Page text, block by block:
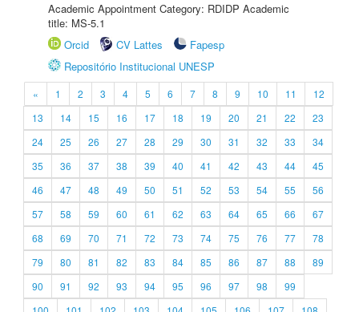
Academic Appointment Category: RDIDP Academic
title: MS-5.1
Orcid
CV Lattes
Fapesp
Repositório Institucional UNESP
« 1 2 3 4 5 6 7 8 9 10 11
12
13
14 15 16 17 18 19 20 21 22
23
24
25 26 27 28 29 30 31 32 33
34
35
36 37 38 39 40 41 42 43 44
45
46
47 48 49 50 51 52 53 54 55
56
57
58 59 60 61 62 63 64 65 66
67
68
69 70 71 72 73 74 75 76 77
78
79
80 81 82 83 84 85 86 87 88
89
90
91 92 93 94 95 96 97 98
99